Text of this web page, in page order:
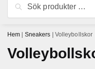
efter:
Sök
Hem | Sneakers | Volleybollskor